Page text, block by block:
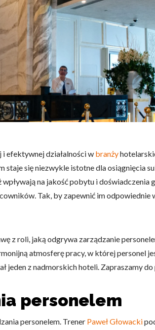
efektywnej działalności w branży
staje się niezwykle istotne dla osiągnięcia
na jakość pobytu i doświadczenia
Tak, by zapewnić im
z roli, jaką odgrywa zarządzanie
atmosferę pracy, w której personel
jeden z nadmorskich hoteli. Zapraszamy
personelem
personelem. Trener Paweł Głowacki